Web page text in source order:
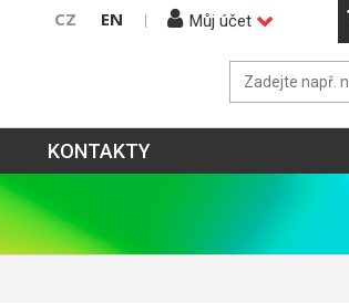
CZ EN Můj účet
KONTAKTY